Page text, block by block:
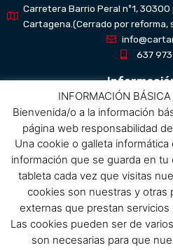
Carretera Barrio Peral nº1, 30300
Cartagena.(Cerrado por reforma,
637
Aviso
Política de
Política de
Política de
Condiciones
Menú
INFORMACIÓN
Bienvenida/o a la información
página web responsabilidad
Una cookie o galleta
información que se guarda en tu
tableta cada vez que visitas
cookies son nuestras y otras
externas que prestan servicios
Las cookies pueden ser de
son necesarias para que